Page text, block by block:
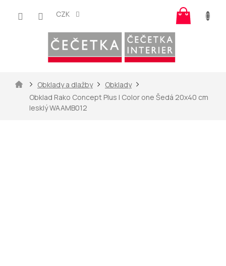
CZK
košík
DomůObklady a dlažby
Obklady
Obklad Rako Concept Plus | Color one Šedá 20x40 cm
lesklý WAAMB012